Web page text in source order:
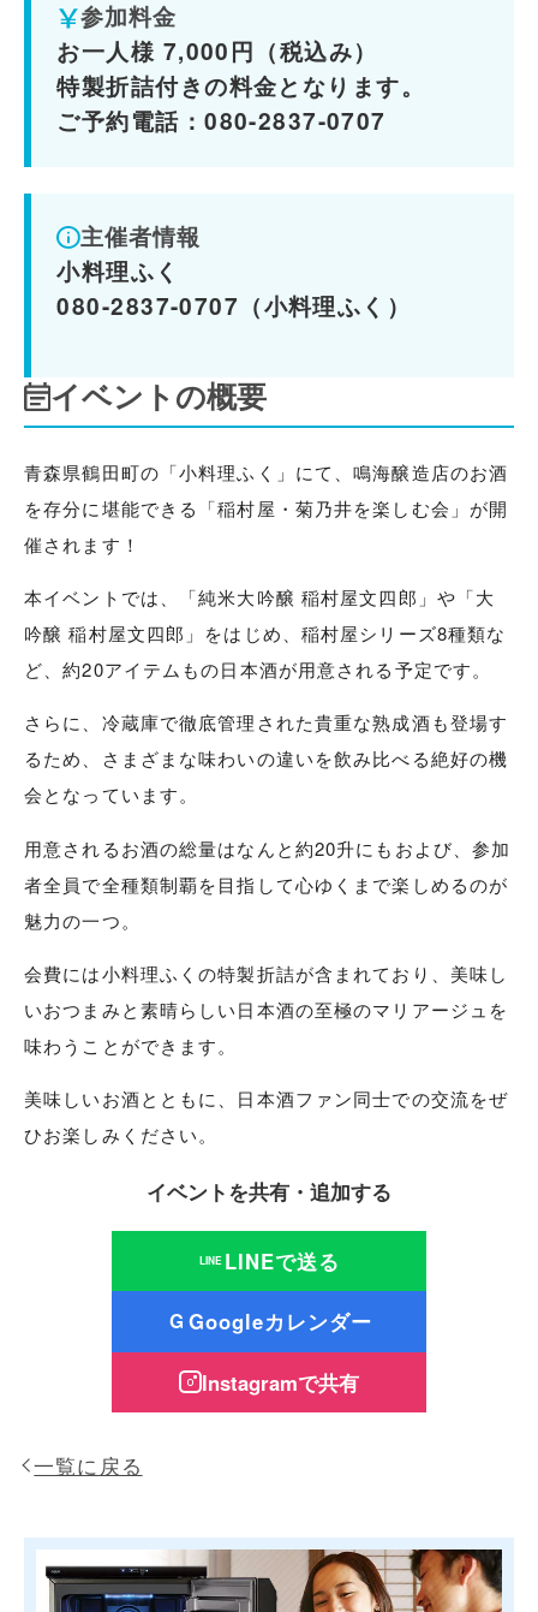
参加料金
お一人様 7,000円（税込み）
特製折詰付きの料金となります。
ご予約電話：080-2837-0707
主催者情報
小料理ふく
080-2837-0707（小料理ふく）
イベントの概要
青森県鶴田町の「小料理ふく」にて、鳴海醸造店のお酒
を存分に堪能できる「稲村屋・菊乃井を楽しむ会」が開
催されます！
本イベントでは、「純米大吟醸 稲村屋文四郎」や「大
吟醸 稲村屋文四郎」をはじめ、稲村屋シリーズ8種類な
ど、約20アイテムもの日本酒が用意される予定です。
さらに、冷蔵庫で徹底管理された貴重な熟成酒も登場す
るため、さまざまな味わいの違いを飲み比べる絶好の機
会となっています。
用意されるお酒の総量はなんと約20升にもおよび、参加
者全員で全種類制覇を目指して心ゆくまで楽しめるのが
魅力の一つ。
会費には小料理ふくの特製折詰が含まれており、美味し
いおつまみと素晴らしい日本酒の至極のマリアージュを
味わうことができます。
美味しいお酒とともに、日本酒ファン同士での交流をぜ
ひお楽しみください。
イベントを共有・追加する
LINE LINEで送る
G Googleカレンダー
Instagramで共有
一覧に戻る